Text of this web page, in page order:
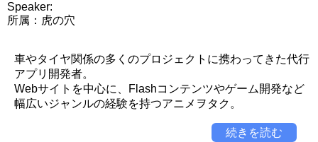
Speaker:
所属：虎の穴
車やタイヤ関係の多くのプロジェクトに携わってきた代行
アプリ開発者。
Webサイトを中心に、Flashコンテンツやゲーム開発など
幅広いジャンルの経験を持つアニメヲタク。
続きを読む